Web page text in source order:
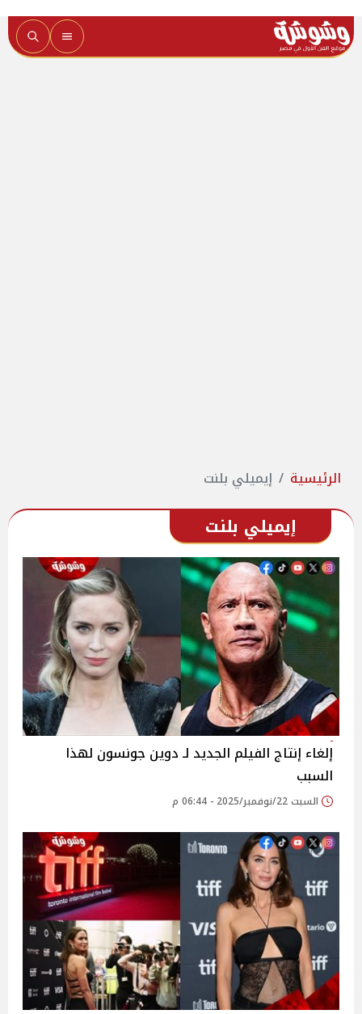
الرئيسية إيميلي بلنت
إيميلي بلنت
إلغاء إنتاج الفيلم الجديد لـ دوين جونسون لهذا
السبب
السبت 22/نوفمبر/2025 - 06:44 م